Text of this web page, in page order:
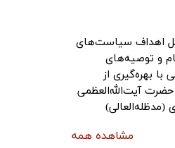
اهداف سیاست‌های
و توصیه‌های
با بهره‌گیری از
حضرت آیت‌الله‌العظمی
(مدظله‌العالی)
مشاهده همه